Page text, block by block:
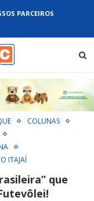
PARCEIROS
COLUNAS
ITAJAÍ
que